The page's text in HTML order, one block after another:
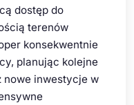
dostęp do
terenów
konsekwentnie
planując kolejne
inwestycje w